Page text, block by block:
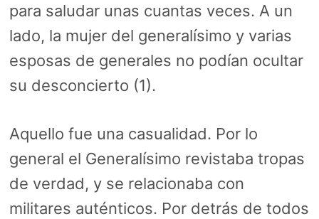
para saludar unas cuantas veces. A un
lado, la mujer del generalísimo y varias
esposas de generales no podían ocultar
su desconcierto (1).
Aquello fue una casualidad. Por lo
general el Generalísimo revistaba tropas
de verdad, y se relacionaba con
militares auténticos. Por detrás de todos